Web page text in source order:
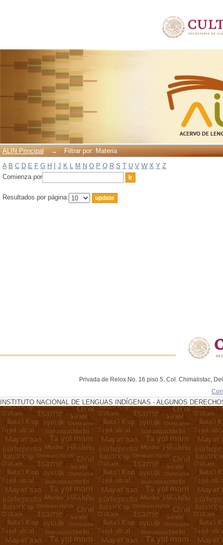
ALIN Principal →
Filtrar por: Materia
A B C D E F G H J K L M N O P Q R S T U V W X Y Z
Comienza por
Resultados por página:
Privada de Relox No. 16 piso 5, Col. Chimalistac,
INSTITUTO NACIONAL DE LENGUAS INDÍGENAS - ALGUNOS